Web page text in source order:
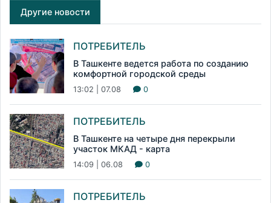
Другие новости
ПОТРЕБИТЕЛЬ
В Ташкенте ведется работа по созданию
комфортной городской среды
13:02 | 07.08 0
ПОТРЕБИТЕЛЬ
В Ташкенте на четыре дня перекрыли
участок МКАД - карта
14:09 | 06.08 0
ПОТРЕБИТЕЛЬ